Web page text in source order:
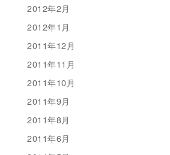
2012年2月
2012年1月
2011年12月
2011年11月
2011年10月
2011年9月
2011年8月
2011年6月